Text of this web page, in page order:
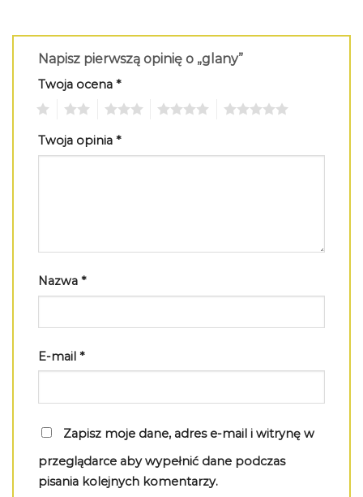
Napisz pierwszą opinię o „glany”
Twoja ocena *
Twoja opinia *
Nazwa *
E-mail *
Zapisz moje dane, adres e-mail i witrynę w
przeglądarce aby wypełnić dane podczas
pisania kolejnych komentarzy.